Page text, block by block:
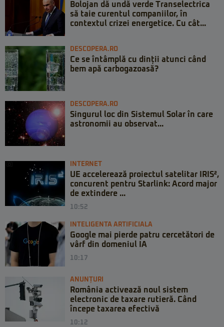
Bolojan dă undă verde Transelectrica
să taie curentul companiilor, în
contextul crizei energetice. Cu cât...
DESCOPERA.RO
Ce se întâmplă cu dinții atunci când
bem apă carbogazoasă?
DESCOPERA.RO
Singurul loc din Sistemul Solar în care
astronomii au observat...
INTERNET
UE accelerează proiectul satelitar IRIS²,
concurent pentru Starlink: Acord major
de extindere ...
10:52
INTELIGENTA ARTIFICIALA
Google mai pierde patru cercetători de
vârf din domeniul IA
10:17
ANUNȚURI
România activează noul sistem
electronic de taxare rutieră. Când
începe taxarea efectivă
10:12